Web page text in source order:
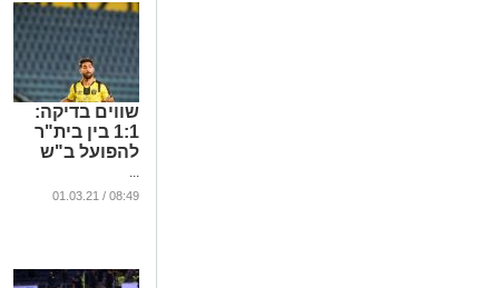
שווים בדיקה:
1:1 בין בית"ר
להפועל ב"ש
...
08:49 / 01.03.21